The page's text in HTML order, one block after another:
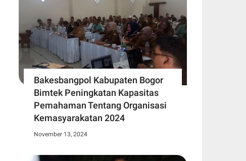
Bakesbangpol Kabupaten Bogor
Bimtek Peningkatan Kapasitas
Pemahaman Tentang Organisasi
Kemasyarakatan 2024
November 13, 2024